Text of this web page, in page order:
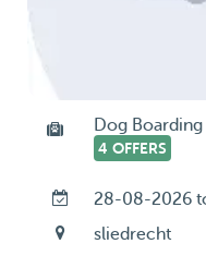
Dog
4 OFFERS
28-08-2026
sliedrecht